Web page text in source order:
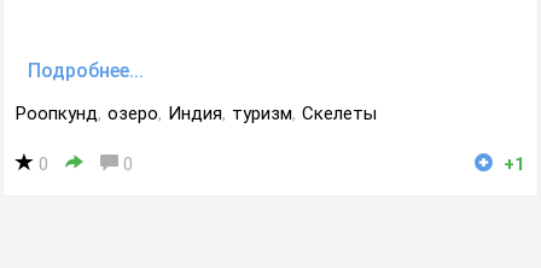
Подробнее...
Роопкунд, озеро, Индия, туризм, Скелеты
0 0 +1